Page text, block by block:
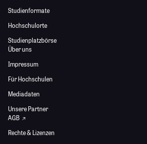
Studienformate
Hochschulorte
Studienplatzbörse
Über uns
Impressum
Für Hochschulen
Mediadaten
Unsere Partner
AGB
Rechte & Lizenzen